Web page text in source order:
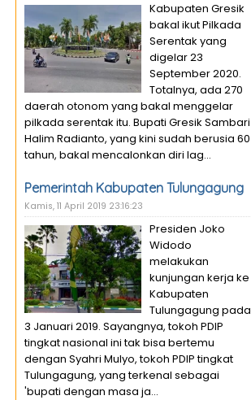
Kabupaten Gresik
bakal ikut Pilkada
Serentak yang
digelar 23
September 2020.
Totalnya, ada 270
daerah otonom yang bakal menggelar
pilkada serentak itu. Bupati Gresik Sambari
Halim Radianto, yang kini sudah berusia 60
tahun, bakal mencalonkan diri lag...
Pemerintah Kabupaten Tulungagung
Kamis, 11 April 2019 23:16:23
Presiden Joko
Widodo
melakukan
kunjungan kerja ke
Kabupaten
Tulungagung pada
3 Januari 2019. Sayangnya, tokoh PDIP
tingkat nasional ini tak bisa bertemu
dengan Syahri Mulyo, tokoh PDIP tingkat
Tulungagung, yang terkenal sebagai
'bupati dengan masa ja...